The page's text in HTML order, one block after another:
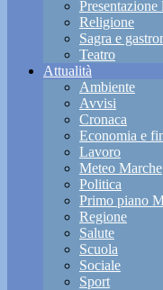
Presentazione
Religione
Sagra e
Teatro
Attualità
Ambiente
Avvisi
Cronaca
Economia e
Lavoro
Meteo Marche
Politica
Primo piano
Regione
Salute
Scuola
Sociale
Sport